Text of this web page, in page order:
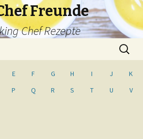
Freunde
Chef Rezepte
Suche
nach:
E F G H I J
K
P Q R S T U
V